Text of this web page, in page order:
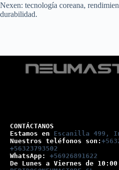
Nexen: tecnología coreana,
durabilidad.
CONTÁCTANOS
Estamos en Escanilla 499,
Nuestros teléfonos son:
+56323793502
WhatsApp: +56926891622
De Lunes a Viernes de